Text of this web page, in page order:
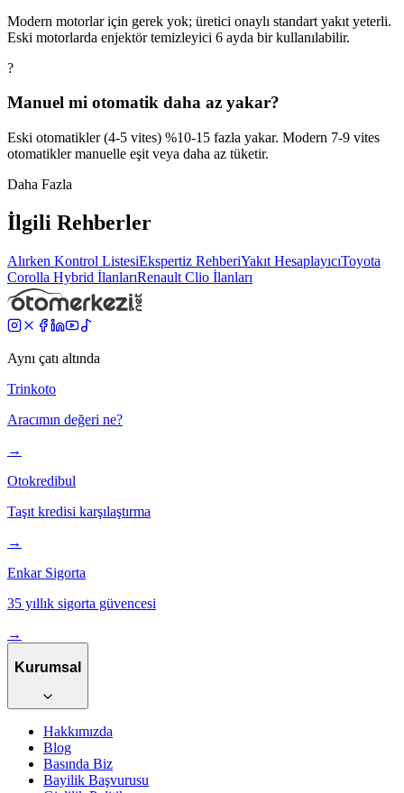
Modern motorlar için gerek yok; üretici onaylı standart yakıt yeterli.
Eski motorlarda enjektör temizleyici 6 ayda bir kullanılabilir.
?
Manuel mi otomatik daha az yakar?
Eski otomatikler (4-5 vites) %10-15 fazla yakar. Modern 7-9 vites
otomatikler manuelle eşit veya daha az tüketir.
Daha Fazla
İlgili Rehberler
Alırken Kontrol ListesiEkspertiz RehberiYakıt HesaplayıcıToyota
Corolla Hybrid İlanlarıRenault Clio İlanları
Aynı çatı altında
Trinkoto
Aracımın değeri ne?
→
Otokredibul
Taşıt kredisi karşılaştırma
→
Enkar Sigorta
35 yıllık sigorta güvencesi
→
Kurumsal
Hakkımızda
Blog
Basında Biz
Bayilik Başvurusu